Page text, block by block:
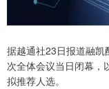
据越通社23日报道融凯
次全体会议当日闭幕，
拟推荐人选。